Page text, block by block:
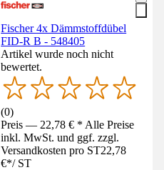
Fischer 4x Dämmstoffdübel
FID-R B - 548405
Artikel wurde noch nicht
bewertet.
(0)
Preis — 22,78 € * Alle Preise
inkl. MwSt. und ggf. zzgl.
Versandkosten pro ST22,78
€*/ ST